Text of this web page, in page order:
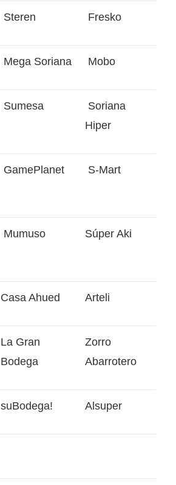
Steren Fresko
Mega Soriana Mobo
Sumesa
Soriana
Hiper
GamePlanet S-Mart
Mumuso Súper Aki
Casa Ahued Arteli
La Gran
Bodega
Zorro
Abarrotero
suBodega! Alsuper